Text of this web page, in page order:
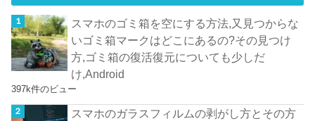
スマホのゴミ箱を空にする方法,又見つからな
いゴミ箱マークはどこにあるの?その見つけ
方,ゴミ箱の復活復元についても少しだ
け,Android
397k件のビュー
スマホのガラスフィルムの剥がし方とその方